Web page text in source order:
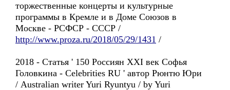
торжественные концерты и культурные
программы в Кремле и в Доме Союзов в
Москве - РСФСР - СССР /
http://www.proza.ru/2018/05/29/1431 /
2018 - Статья ' 150 Россиян XXI век Софья
Головкина - Celebrities RU ' автор Рюнтю Юри
/ Australian writer Yuri Ryuntyu / by Yuri